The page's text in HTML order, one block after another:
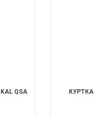
QSA
КУРТКА